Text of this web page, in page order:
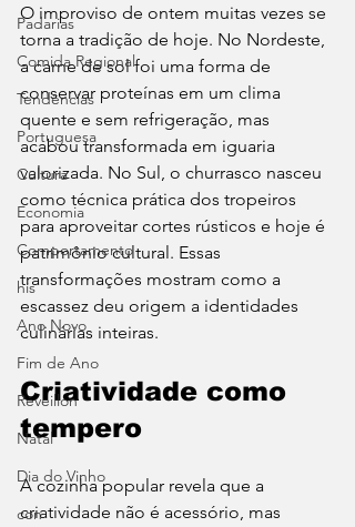
Padarias
Comida Regional
Tendências
Portuguesa
Cultura
Economia
Comportamento
his
Ano Novo
Fim de Ano
Réveillon
Natal
Dia do Vinho
con
O improviso de ontem muitas vezes se
torna a tradição de hoje. No Nordeste,
a carne de sol foi uma forma de
conservar proteínas em um clima
quente e sem refrigeração, mas
acabou transformada em iguaria
valorizada. No Sul, o churrasco nasceu
como técnica prática dos tropeiros
para aproveitar cortes rústicos e hoje é
patrimônio cultural. Essas
transformações mostram como a
escassez deu origem a identidades
culinárias inteiras.
Criatividade como
tempero
A cozinha popular revela que a
criatividade não é acessório, mas